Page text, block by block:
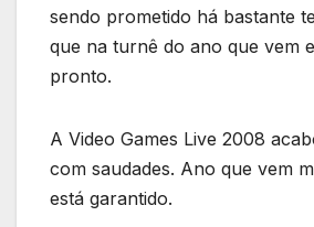
sendo prometido há bastante
que na turnê do ano que vem
pronto.
A Video Games Live 2008
com saudades. Ano que vem
está garantido.